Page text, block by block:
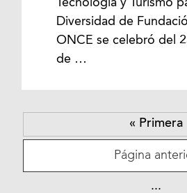
Diversidad de
ONCE se celebró del
de …
« Primera
Página
...